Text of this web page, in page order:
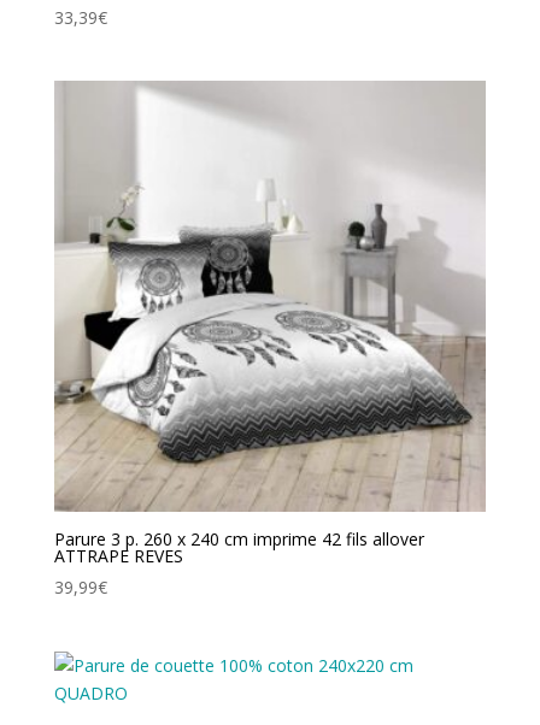
33,39€
Parure 3 p. 260 x 240 cm imprime 42 fils allover
ATTRAPE REVES
39,99€